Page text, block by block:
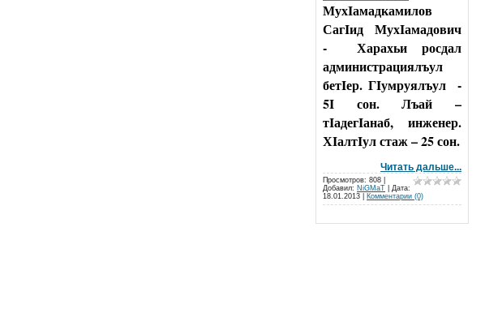
МухIамадкамилов
СагIид МухIамадович
-
Харахьи росдал
администрациялъул
бетIер. ГIумруялъул
-
5I сон. Лъай –
тIадегIанаб, инженер.
ХIалтIул стаж – 25 сон.
Читать дальше...
Просмотров: 808 |
Добавил: NiGMaT | Дата:
18.01.2013
Комментарии (0)